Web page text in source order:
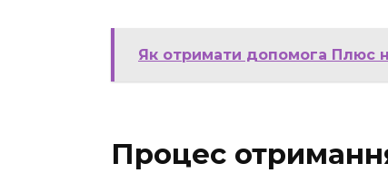
Як отримати допомога Плюс
Процес